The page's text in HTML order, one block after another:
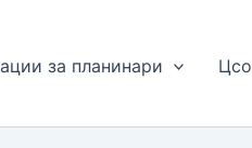
за планинари Цсо